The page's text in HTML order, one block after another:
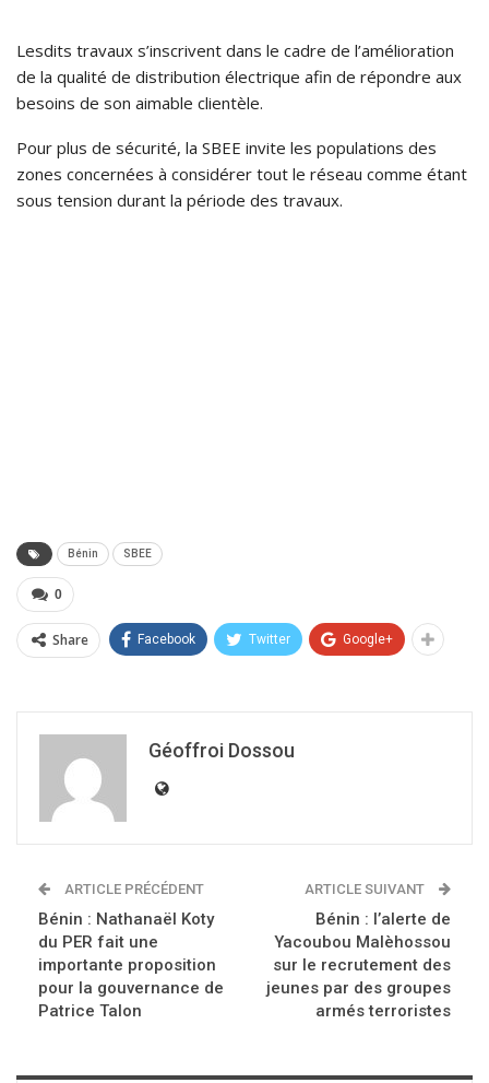
Lesdits travaux s’inscrivent dans le cadre de l’amélioration
de la qualité de distribution électrique afin de répondre aux
besoins de son aimable clientèle.
Pour plus de sécurité, la SBEE invite les populations des
zones concernées à considérer tout le réseau comme étant
sous tension durant la période des travaux.
Bénin SBEE
0
Share Facebook Twitter Google+
Géoffroi Dossou
ARTICLE PRÉCÉDENT
Bénin : Nathanaël Koty
du PER fait une
importante proposition
pour la gouvernance de
Patrice Talon
ARTICLE SUIVANT
Bénin : l’alerte de
Yacoubou Malèhossou
sur le recrutement des
jeunes par des groupes
armés terroristes